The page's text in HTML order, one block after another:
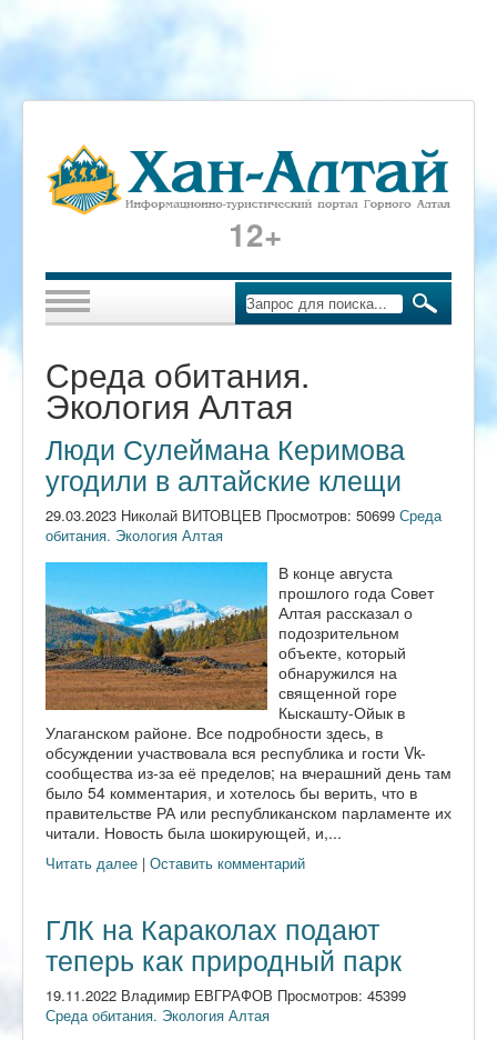
12+
Среда обитания.
Экология Алтая
Люди Сулеймана Керимова
угодили в алтайские клещи
29.03.2023 Николай ВИТОВЦЕВ Просмотров: 50699 Среда
обитания. Экология Алтая
В конце августа
прошлого года Совет
Алтая рассказал о
подозрительном
объекте, который
обнаружился на
священной горе
Кыскашту-Ойык в
Улаганском районе. Все подробности здесь, в
обсуждении участвовала вся республика и гости Vk-
сообщества из-за её пределов; на вчерашний день там
было 54 комментария, и хотелось бы верить, что в
правительстве РА или республиканском парламенте их
читали. Новость была шокирующей, и,...
Читать далее | Оставить комментарий
ГЛК на Караколах подают
теперь как природный парк
19.11.2022 Владимир ЕВГРАФОВ Просмотров: 45399
Среда обитания. Экология Алтая